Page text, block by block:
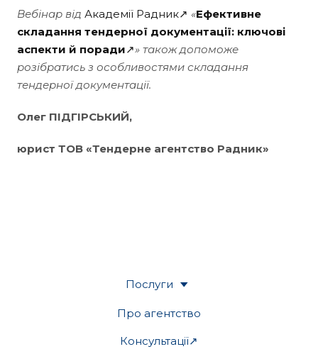
Вебінар від Академії Радник↗ «Ефективне
складання тендерної документації: ключові
аспекти й поради↗» також допоможе
розібратись з особливостями складання
тендерної документації.
Олег ПІДГІРСЬКИЙ,
юрист ТОВ «Тендерне агентство Радник»
Послуги
Про агентство
Консультації↗